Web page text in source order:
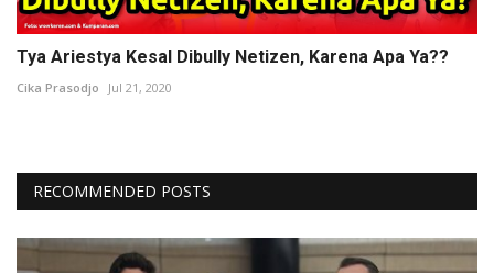
Tya Ariestya Kesal Dibully Netizen, Karena Apa Ya??
Cika Prasodjo Jul 21, 2020
RECOMMENDED POSTS